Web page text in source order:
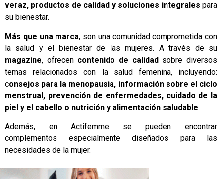
veraz, productos de calidad y soluciones integrales para
su bienestar.
Más que una marca, son una comunidad comprometida con
la salud y el bienestar de las mujeres. A través de su
magazine, ofrecen contenido de calidadsobre diversos
temas relacionados con la salud femenina, incluyendo:
consejos para la menopausia, información sobre el ciclo
menstrual, prevención de enfermedades, cuidado de la
piel y el cabello o nutrición y alimentación saludable
Además, en Actifemme se pueden encontrar
complementos especialmente diseñados para las
necesidades de la mujer.